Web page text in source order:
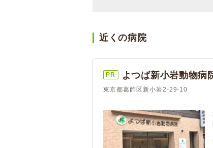
近くの病院
PR よつば新小岩動物病
東京都葛飾区新小岩2-29-10